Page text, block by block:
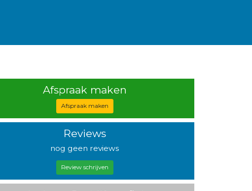
Afspraak maken
Afspraak maken
Reviews
nog geen reviews
Review schrijven